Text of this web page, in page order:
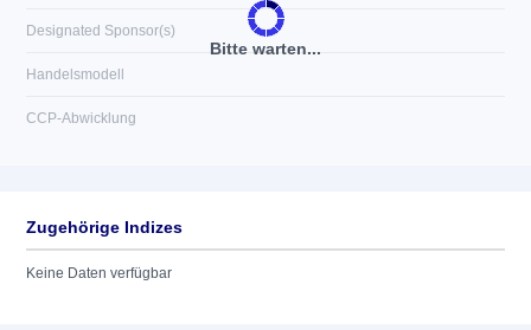
Bitte warten...
Designated Sponsor(s)
Handelsmodell
CCP-Abwicklung
Zugehörige Indizes
Keine Daten verfügbar